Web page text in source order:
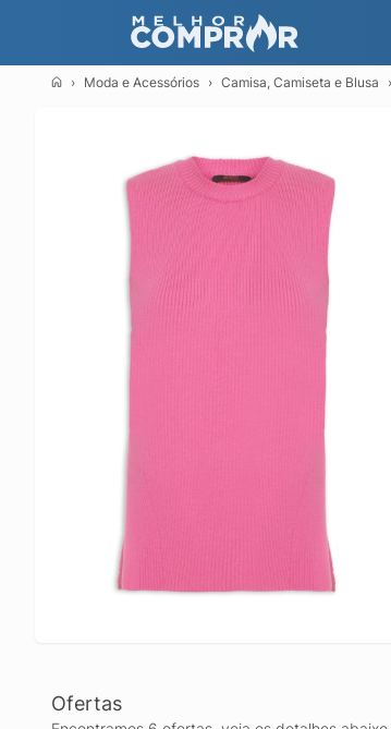
Moda e Acessórios Camisa, Camiseta e Blusa
Ofertas